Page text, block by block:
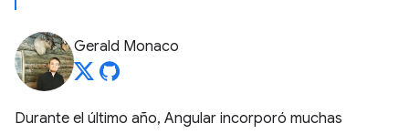
Gerald Monaco
Durante el último año, Angular incorporó muchas